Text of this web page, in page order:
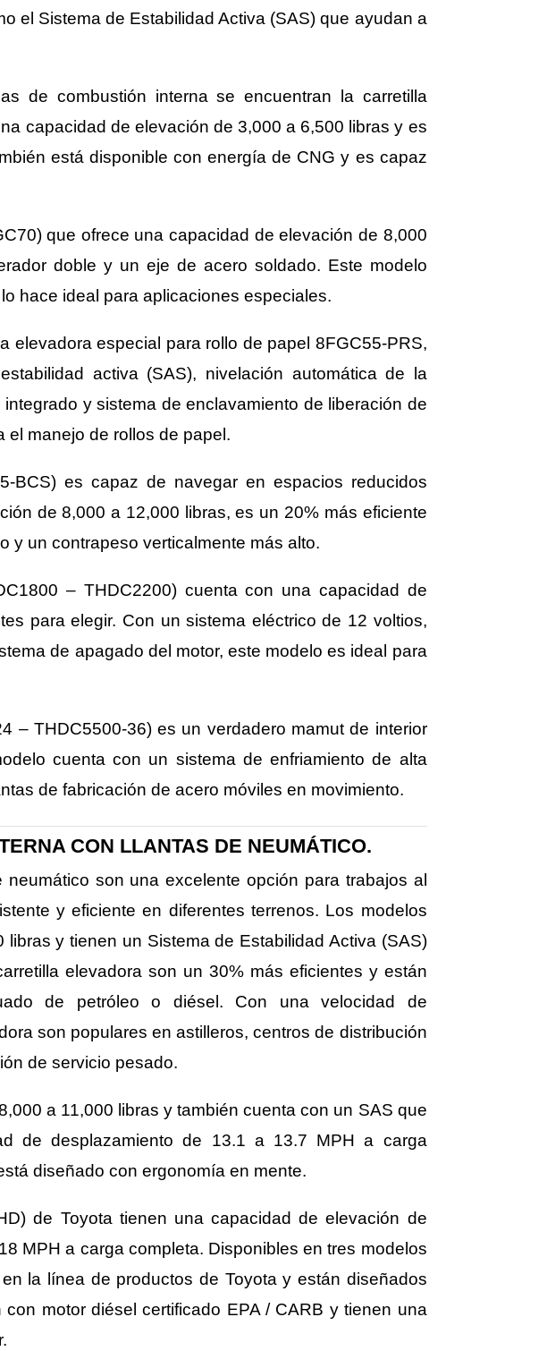
el Sistema de Estabilidad Activa (SAS) que ayudan a
de combustión interna se encuentran la carretilla
capacidad de elevación de 3,000 a 6,500 libras y es
está disponible con energía de CNG y es capaz
que ofrece una capacidad de elevación de 8,000
doble y un eje de acero soldado. Este modelo
hace ideal para aplicaciones especiales.
elevadora especial para rollo de papel 8FGC55-PRS,
activa (SAS), nivelación automática de la
y sistema de enclavamiento de liberación de
el manejo de rollos de papel.
BCS) es capaz de navegar en espacios reducidos
de 8,000 a 12,000 libras, es un 20% más eficiente
y un contrapeso verticalmente más alto.
– THDC2200) cuenta con una capacidad de
para elegir. Con un sistema eléctrico de 12 voltios,
de apagado del motor, este modelo es ideal para
– THDC5500-36) es un verdadero mamut de interior
cuenta con un sistema de enfriamiento de alta
de fabricación de acero móviles en movimiento.
CON LLANTAS DE NEUMÁTICO.
son una excelente opción para trabajos al
y eficiente en diferentes terrenos. Los modelos
y tienen un Sistema de Estabilidad Activa (SAS)
elevadora son un 30% más eficientes y están
de petróleo o diésel. Con una velocidad de
son populares en astilleros, centros de distribución
de servicio pesado.
a 11,000 libras y también cuenta con un SAS que
de desplazamiento de 13.1 a 13.7 MPH a carga
diseñado con ergonomía en mente.
de Toyota tienen una capacidad de elevación de
MPH a carga completa. Disponibles en tres modelos
la línea de productos de Toyota y están diseñados
motor diésel certificado EPA / CARB y tienen una